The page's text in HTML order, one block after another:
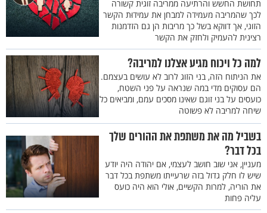
תחושת החשש והרתיעה ממריבה זוגית קשורה
לכך שהמריבה מעמידה למבחן את עמידוּת הקשר
הזוגי, אך דווקא בשל כך מריבות הן גם הזדמנות
רצינית להעמיק ולחזק את הקשר
למה כל ויכוח מגיע אצלנו למריבה?
את הניתוח הזה, בני הזוג לרוב לא עושים בעצמם.
הם עסוקים מדי במה שנראה על פני השטח,
כועסים על בני זוגם שאינו מסכים עמם, ומביאים כל
שיחה למריבה לא פשוטה
בשביל מה את משתפת את ההורים שלך
בכל דבר?
מעניין, אני שוב חושב לעצמי, אם יהודה היה יודע
שיש לו חלק גדול בזה שרעייתו משתפת בכל דבר
את הוריה, למרות הקשיים, אולי הוא היה כועס
עליה פחות